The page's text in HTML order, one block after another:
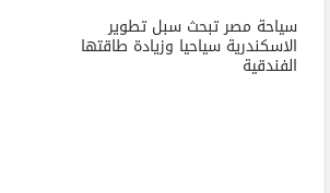
سياحة مصر تبحث سبل تطوير
الاسكندرية سياحيا وزيادة طاقتها
الفندقية